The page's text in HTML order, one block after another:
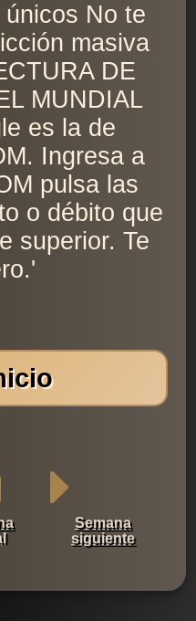
No te
masiva
DE
MUNDIAL
es la de
Ingresa a
pulsa las
o débito que
superior. Te
Semana
siguiente